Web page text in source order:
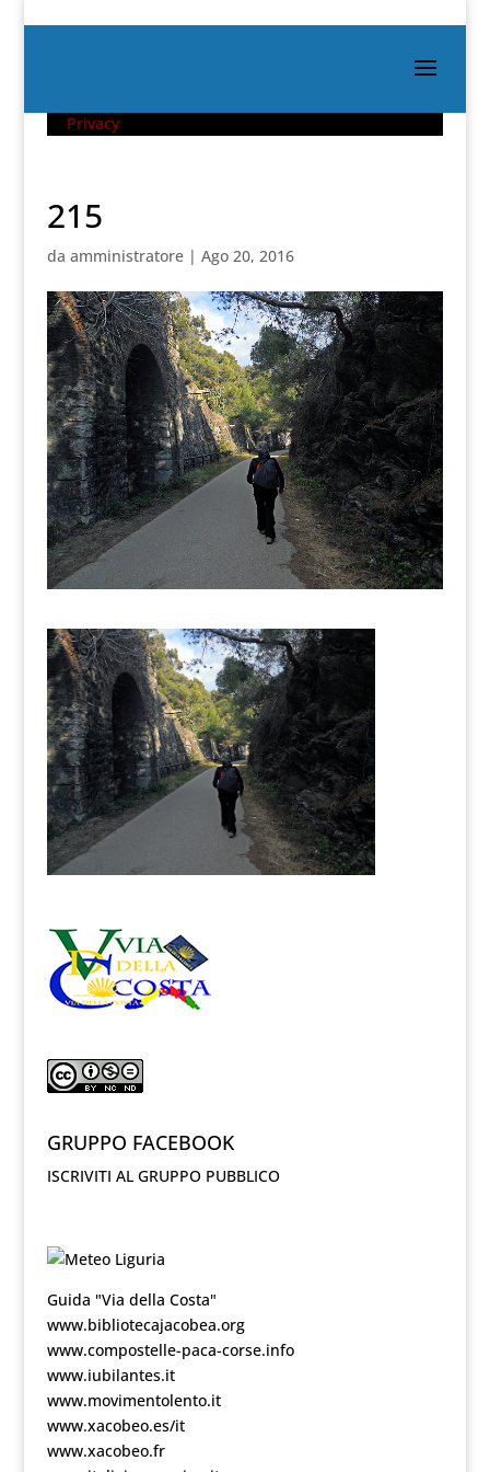
Privacy
215
da amministratore| Ago 20, 2016
GRUPPO FACEBOOK
ISCRIVITI AL GRUPPO PUBBLICO
Guida "Via della Costa"
www.bibliotecajacobea.org
www.compostelle-paca-corse.info
www.iubilantes.it
www.movimentolento.it
www.xacobeo.es/it
www.xacobeo.fr